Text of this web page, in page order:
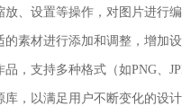
、设置等操作，对图片进行编
素材进行添加和调整，增加设
，支持多种格式（如PNG、
，以满足用户不断变化的设计